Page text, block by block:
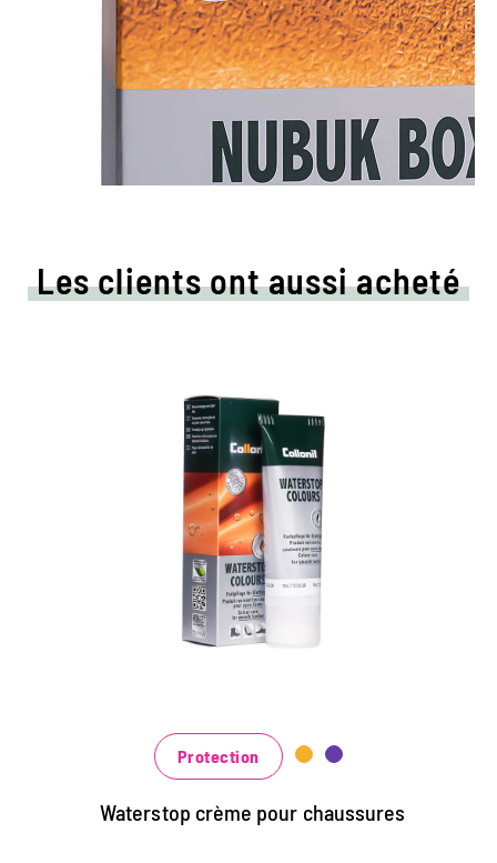
Les clients ont aussi acheté
Crème de couleur colorée
et d'imprégnation
Maintient tous les matériaux de cuir lisse et
de haute technologie avec effet
d'imprégnation
bleu, vert et rouge
Protection
Waterstop crème pour chaussures